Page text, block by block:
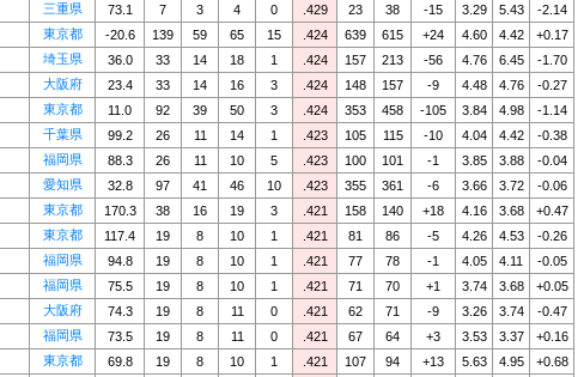
三重県 73.1 7 3 4 0 .429 23 38 -15 3.29 5.43
-2.14
東京都 -20.6 139 59 65 15 .424 639 615 +24 4.60 4.42
+0.17
埼玉県 36.0 33 14 18 1 .424 157 213 -56 4.76 6.45
-1.70
大阪府 23.4 33 14 16 3 .424 148 157 -9 4.48 4.76
-0.27
東京都 11.0 92 39 50 3 .424 353 458 -105 3.84 4.98
-1.14
千葉県 99.2 26 11 14 1 .423 105 115 -10 4.04 4.42
-0.38
福岡県 88.3 26 11 10 5 .423 100 101 -1 3.85 3.88
-0.04
愛知県 32.8 97 41 46 10 .423 355 361 -6 3.66 3.72
-0.06
東京都 170.3 38 16 19 3 .421 158 140 +18 4.16 3.68
+0.47
東京都 117.4 19 8 10 1 .421 81 86 -5 4.26 4.53
-0.26
福岡県 94.8 19 8 10 1 .421 77 78 -1 4.05 4.11
-0.05
福岡県 75.5 19 8 10 1 .421 71 70 +1 3.74 3.68
+0.05
大阪府 74.3 19 8 11 0 .421 62 71 -9 3.26 3.74
-0.47
福岡県 73.5 19 8 11 0 .421 67 64 +3 3.53 3.37
+0.16
東京都 69.8 19 8 10 1 .421 107 94 +13 5.63 4.95
+0.68